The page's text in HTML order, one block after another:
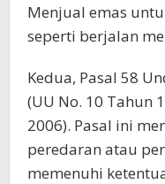
Menjual emas
seperti berjalan
Kedua, Pasal 58
(UU No. 10 Tahun
2006). Pasal ini
peredaran atau
memenuhi